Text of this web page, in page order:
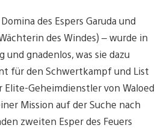
des Espers Garuda und
des Windes) – wurde in
und gnadenlos, was sie dazu
für den Schwertkampf und List
Elite-Geheimdienstler von Waloed
Mission auf der Suche nach
zweiten Esper des Feuers